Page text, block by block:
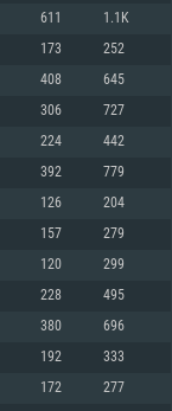
77XX / NVIDIA
하지 않습니다)
혹은 이와 비슷한 성
를 지원하는 NVIDIA
그래픽 드라이버를 지
611 1.1K
173 252
408 645
306 727
224 442
392 779
126 204
157 279
120 299
228 495
380 696
192 333
172 277